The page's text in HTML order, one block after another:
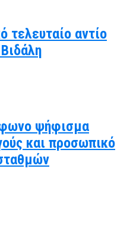
τελευταίο αντίο
ψήφισμα
και προσωπικό